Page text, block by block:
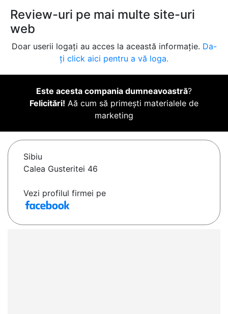
Review-uri pe mai multe site-uri
web
Doar userii logați au acces la această informație. Da-
ți click aici pentru a vă loga.
Este acesta compania dumneavoastră?
Felicitări! Aă cum să primești materialele de
marketing
Sibiu
Calea Gusteritei 46
Vezi profilul firmei pe